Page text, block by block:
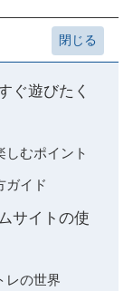
ぐ遊びたく
しむポイント
ガイド
サイトの使
レの世界